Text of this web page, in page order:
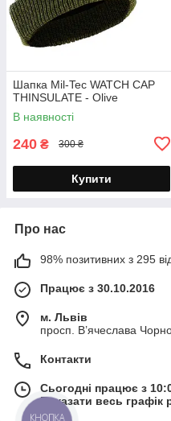
Шапка Mil-Tec WATCH CAP
THINSULATE - Olive
В наявності
240 ₴ 300 ₴
Купити
Про нас
98% позитивних з 295
Працює з 30.10.2016
м. Львів
просп. В’ячеслава
Контакти
Сьогодні працює з
Показати весь графік
КНОПКА